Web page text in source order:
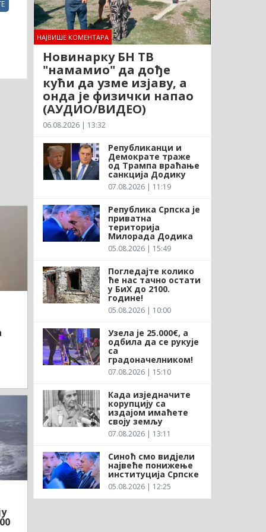
НАЈВИШЕ КОМЕНТАРА
Новинарку БН ТВ
"намамио" да дође
кући да узме изјаву, а
онда је физички напао
(АУДИО/ВИДЕО)
06.08.2026 | 13:32
Републиканци и
Демократе траже
од Трампа враћање
санкција Додику
07.08.2026 | 11:19
Република Српска је
приватна
територија
Милорада Додика
05.08.2026 | 15:49
Погледајте колико
ће нас тачно остати
у БиХ до 2100.
године!
05.08.2026 | 10:00
Узела је 25.000€, а
одбила да се рукује
са
градоначелником!
07.08.2026 | 15:10
Када изједначите
корупцију са
издајом имаћете
своју земљу
07.08.2026 | 13:11
Синоћ смо видјели
највеће понижење
институција Српске
05.08.2026 | 12:25